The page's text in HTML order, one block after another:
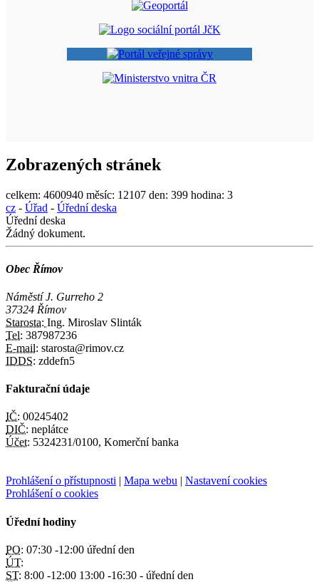
Zobrazených stránek
celkem: 4600940 měsíc: 12107 den: 399 hodina: 3
cz - Úřad - Úřední deska
Úřední deska
Žádný dokument.
Obec Římov
Náměstí J. Gurreho 2
37324 Římov
Starosta: Ing. Miroslav Slinták
Tel: 387987236
E-mail: starosta@rimov.cz
IDDS: zddefn5
Fakturační údaje
IČ: 00245402
DIČ: neplátce
Účet: 5324231/0100, Komerční banka
Prohlášení o přístupnosti | Mapa webu | Nastavení cookies
Prohlášení o cookies
Úřední hodiny
PO: 07:30 -12:00 úřední den
ÚT:
ST: 8:00 -12:00 13:00 -16:30 - úřední den